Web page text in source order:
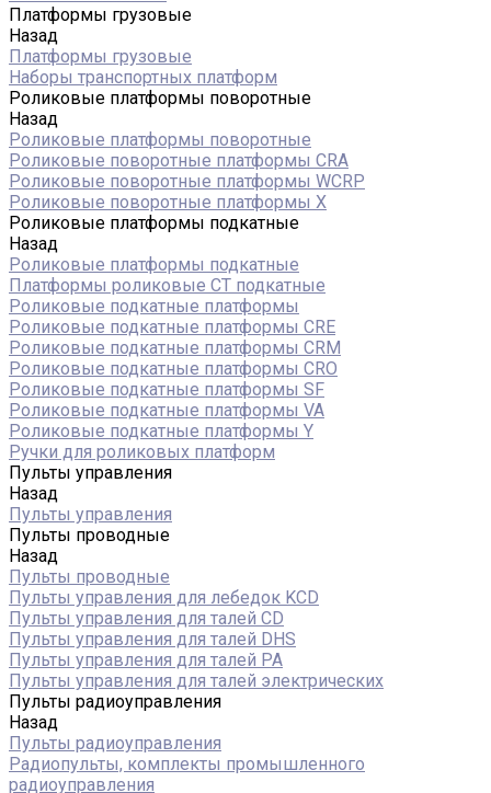
Платформы грузовые
Назад
Платформы грузовые
Наборы транспортных платформ
Роликовые платформы поворотные
Назад
Роликовые платформы поворотные
Роликовые поворотные платформы CRA
Роликовые поворотные платформы WCRP
Роликовые поворотные платформы X
Роликовые платформы подкатные
Назад
Роликовые платформы подкатные
Платформы роликовые СТ подкатные
Роликовые подкатные платформы
Роликовые подкатные платформы CRE
Роликовые подкатные платформы CRM
Роликовые подкатные платформы CRO
Роликовые подкатные платформы SF
Роликовые подкатные платформы VA
Роликовые подкатные платформы Y
Ручки для роликовых платформ
Пульты управления
Назад
Пульты управления
Пульты проводные
Назад
Пульты проводные
Пульты управления для лебедок KCD
Пульты управления для талей CD
Пульты управления для талей DHS
Пульты управления для талей РА
Пульты управления для талей электрических
Пульты радиоуправления
Назад
Пульты радиоуправления
Радиопульты, комплекты промышленного
радиоуправления